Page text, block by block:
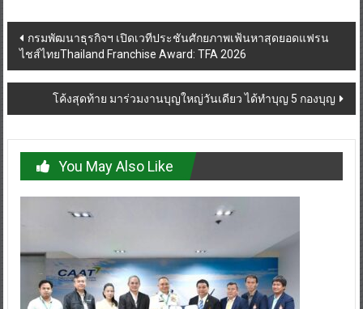
Post
navigation
กรมพัฒนาธุรกิจฯ เปิดเวทีประชันศักยภาพเฟ้นหาสุดยอดแฟรน
ไชส์ไทยThailand Franchise Award: TFA 2026
โค้งสุดท้าย มาร่วมงานบุญใหญ่วันเดียว ได้ทำบุญ 5 กองบุญ
You May Also Like